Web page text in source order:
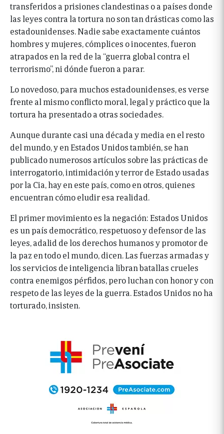
transferidos a prisiones clandestinas o a países donde
las leyes contra la tortura no son tan drásticas como las
estadounidenses. Nadie sabe exactamente cuántos
hombres y mujeres, cómplices o inocentes, fueron
atrapados en la red de la “guerra global contra el
terrorismo”, ni dónde fueron a parar.
Lo novedoso, para muchos estadounidenses, es verse
frente al mismo conflicto moral, legal y práctico que la
tortura ha presentado a otras sociedades.
Aunque durante casi una década y media en el resto
del mundo, y en Estados Unidos también, se han
publicado numerosos artículos sobre las prácticas de
interrogatorio, intimidación y terror de Estado usadas
por la Cia, hay en este país, como en otros, quienes
encuentran cómo eludir esa realidad.
El primer movimiento es la negación: Estados Unidos
es un país democrático, respetuoso y defensor de las
leyes, adalid de los derechos humanos y promotor de
la paz en todo el mundo, dicen. Las fuerzas armadas y
los servicios de inteligencia libran batallas crueles
contra enemigos pérfidos, pero luchan con honor y con
respeto de las leyes de la guerra. Estados Unidos no ha
torturado, insisten.